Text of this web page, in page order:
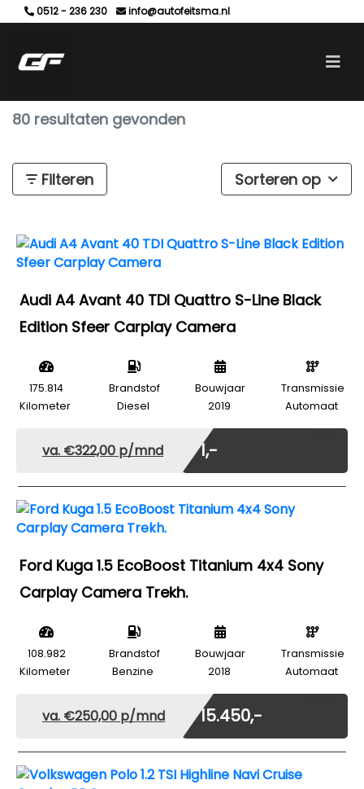
0512 - 236 230 info@autofeitsma.nl
80 resultaten gevonden
Filteren Sorteren op
Audi A4 Avant 40 TDI Quattro S-Line Black
Edition Sfeer Carplay Camera
175.814
Kilometer
Brandstof
Diesel
Bouwjaar
2019
Transmissie
Automaat
va. €322,00 p/mnd € 1,-
Ford Kuga 1.5 EcoBoost Titanium 4x4 Sony
Carplay Camera Trekh.
108.982
Kilometer
Brandstof
Benzine
Bouwjaar
2018
Transmissie
Automaat
va. €250,00 p/mnd € 15.450,-